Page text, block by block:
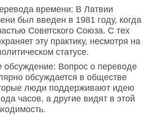
времени: В Латвии
был введен в 1981 году, когда
Советского Союза. С тех
эту практику, несмотря на
статусе.
обсуждение: Вопрос о переводе
обсуждается в обществе
люди поддерживают идею
часов, а другие видят в этой